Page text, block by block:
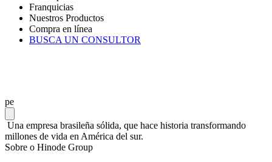
Franquicias
Nuestros Productos
Compra en línea
BUSCA UN CONSULTOR
pe
Una empresa brasileña sólida, que hace historia transformando
millones de vida en América del sur.
Sobre o Hinode Group